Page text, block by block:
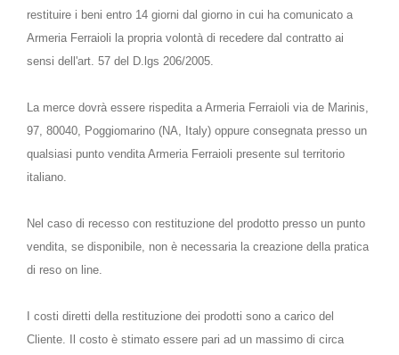
restituire i beni entro 14 giorni dal giorno in cui ha comunicato a
Armeria Ferraioli la propria volontà di recedere dal contratto ai
sensi dell'art. 57 del D.lgs 206/2005.
La merce dovrà essere rispedita a Armeria Ferraioli via de Marinis,
97, 80040, Poggiomarino (NA, Italy) oppure consegnata presso un
qualsiasi punto vendita Armeria Ferraioli presente sul territorio
italiano.
Nel caso di recesso con restituzione del prodotto presso un punto
vendita, se disponibile, non è necessaria la creazione della pratica
di reso on line.
I costi diretti della restituzione dei prodotti sono a carico del
Cliente. Il costo è stimato essere pari ad un massimo di circa